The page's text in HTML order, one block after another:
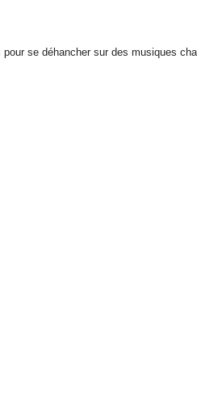
se déhancher sur des musiques